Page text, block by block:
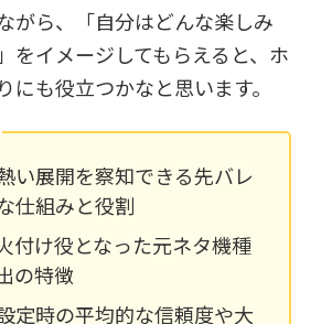
がら、「自分はどんな楽しみ
をイメージしてもらえると、ホ
にも役立つかなと思います。
い展開を察知できる先バレ
仕組みと役割
付け役となった元ネタ機種
の特徴
定時の平均的な信頼度や大